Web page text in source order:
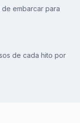
de embarcar para
de cada hito por